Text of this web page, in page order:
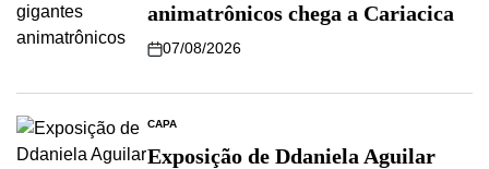
animatrônicos chega a Cariacica
07/08/2026
CAPA
Exposição de Ddaniela Aguilar